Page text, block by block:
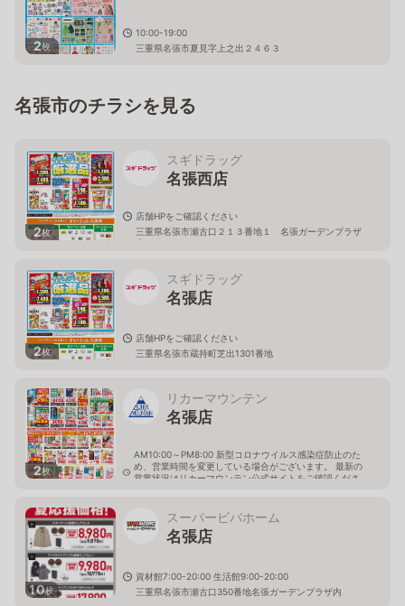
2枚
10:00-19:00
三重県名張市夏見字上之出２４６３
名張市のチラシを見る
2枚
スギドラッグ
名張西店
店舗HPをご確認ください
三重県名張市瀬古口２１３番地１ 名張ガーデンプラザ
内
2枚
スギドラッグ
名張店
店舗HPをご確認ください
三重県名張市蔵持町芝出1301番地
2枚
リカーマウンテン
名張店
AM10:00～PM8:00 新型コロナウイルス感染症防止のた
め、営業時間を変更している場合がございます。 最新の
営業状況はリカーマウンテン公式サイトをご確認くださ
10枚
スーパービバホーム
名張店
資材館7:00-20:00 生活館9:00-20:00
三重県名張市瀬古口350番地名張ガーデンプラザ内